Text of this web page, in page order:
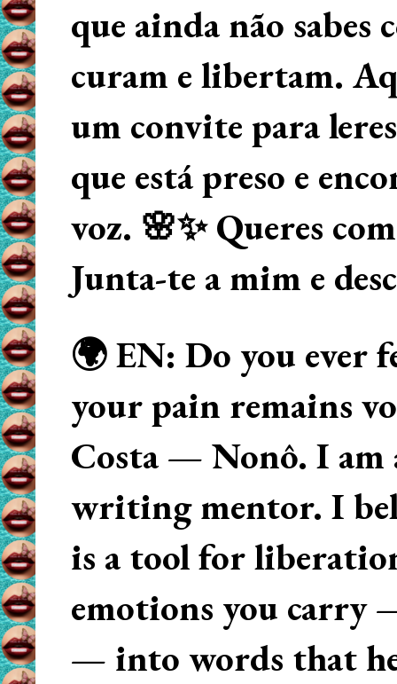
que ainda não
curam e libertam.
um convite para
que está preso e
voz. 🌸✨ Queres
Junta-te a mim e
🌍 EN: Do you ever
your pain remains
Costa — Nonô. I am
writing mentor. I
is a tool for
emotions you carry
— into words that